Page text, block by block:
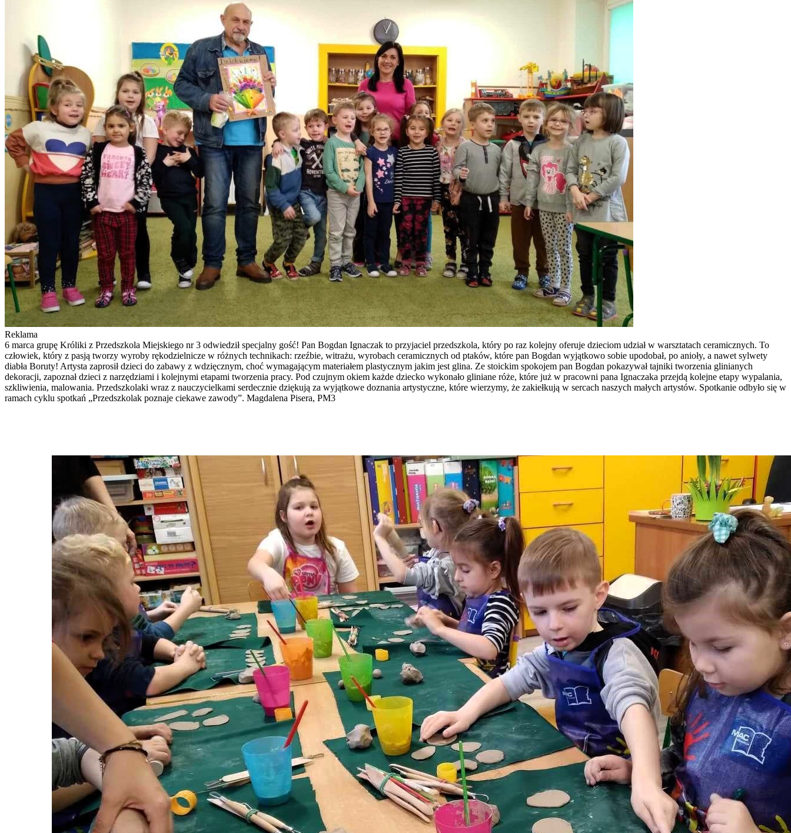
Reklama
6 marca grupę Króliki z Przedszkola Miejskiego nr 3 odwiedził specjalny gość! Pan Bogdan Ignaczak to przyjaciel przedszkola, który po raz kolejny oferuje dzieciom udział w warsztatach ceramicznych. To
człowiek, który z pasją tworzy wyroby rękodzielnicze w różnych technikach: rzeźbie, witrażu, wyrobach ceramicznych od ptaków, które pan Bogdan wyjątkowo sobie upodobał, po anioły, a nawet sylwety
diabła Boruty! Artysta zaprosił dzieci do zabawy z wdzięcznym, choć wymagającym materiałem plastycznym jakim jest glina. Ze stoickim spokojem pan Bogdan pokazywał tajniki tworzenia glinianych
dekoracji, zapoznał dzieci z narzędziami i kolejnymi etapami tworzenia pracy. Pod czujnym okiem każde dziecko wykonało gliniane róże, które już w pracowni pana Ignaczaka przejdą kolejne etapy wypalania,
szkliwienia, malowania. Przedszkolaki wraz z nauczycielkami serdecznie dziękują za wyjątkowe doznania artystyczne, które wierzymy, że zakiełkują w sercach naszych małych artystów. Spotkanie odbyło się w
ramach cyklu spotkań „Przedszkolak poznaje ciekawe zawody”. Magdalena Pisera, PM3